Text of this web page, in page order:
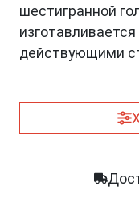
шестигранной
действующими